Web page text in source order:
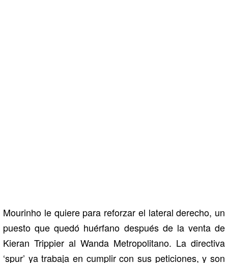
Mourinho le quiere para reforzar el lateral derecho, un
puesto que quedó huérfano después de la venta de
Kieran Trippier al Wanda Metropolitano. La directiva
‘spur’ ya trabaja en cumplir con sus peticiones, y son